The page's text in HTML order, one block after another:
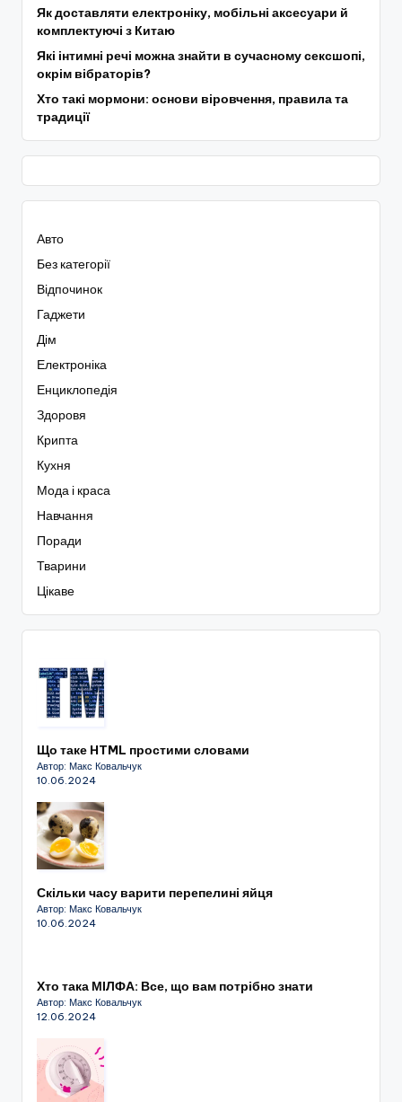
Як доставляти електроніку, мобільні аксесуари й
комплектуючі з Китаю
Які інтимні речі можна знайти в сучасному сексшопі,
окрім вібраторів?
Хто такі мормони: основи віровчення, правила та
традиції
Авто
Без категорії
Відпочинок
Гаджети
Дім
Електроніка
Енциклопедія
Здоровя
Крипта
Кухня
Мода і краса
Навчання
Поради
Тварини
Цікаве
Що таке HTML простими словами
Автор: Макс Ковальчук
10.06.2024
Скільки часу варити перепелині яйця
Автор: Макс Ковальчук
10.06.2024
Хто така МІЛФА: Все, що вам потрібно знати
Автор: Макс Ковальчук
12.06.2024